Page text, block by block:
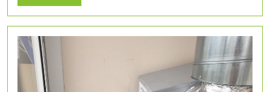
результата
More